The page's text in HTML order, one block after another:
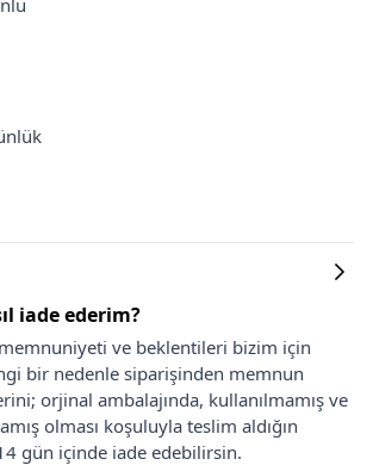
iade ederim?
ve beklentileri bizim için
bir nedenle siparişinden memnun
orjinal ambalajında, kullanılmamış ve
olması koşuluyla teslim aldığın
gün içinde iade edebilirsin.